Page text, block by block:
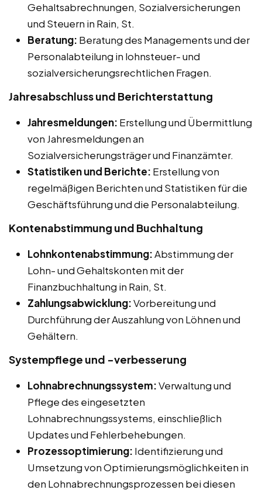
Gehaltsabrechnungen, Sozialversicherungen
und Steuern in Rain, St.
Beratung: Beratung des Managements und der
Personalabteilung in lohnsteuer- und
sozialversicherungsrechtlichen Fragen.
Jahresabschluss und Berichterstattung
Jahresmeldungen: Erstellung und Übermittlung
von Jahresmeldungen an
Sozialversicherungsträger und Finanzämter.
Statistiken und Berichte: Erstellung von
regelmäßigen Berichten und Statistiken für die
Geschäftsführung und die Personalabteilung.
Kontenabstimmung und Buchhaltung
Lohnkontenabstimmung:Abstimmung der
Lohn- und Gehaltskonten mit der
Finanzbuchhaltung in Rain, St.
Zahlungsabwicklung:Vorbereitung und
Durchführung der Auszahlung von Löhnen und
Gehältern.
Systempflege und -verbesserung
Lohnabrechnungssystem:Verwaltung und
Pflege des eingesetzten
Lohnabrechnungssystems, einschließlich
Updates und Fehlerbehebungen.
Prozessoptimierung: Identifizierung und
Umsetzung von Optimierungsmöglichkeiten in
den Lohnabrechnungsprozessen bei diesen